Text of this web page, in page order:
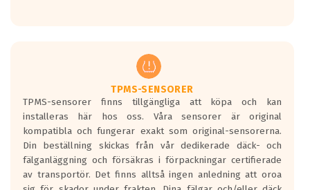
TPMS-SENSORER
TPMS-sensorer finns tillgängliga att köpa och kan
installeras här hos oss. Våra sensorer är original
kompatibla och fungerar exakt som original-sensorerna.
Din beställning skickas från vår dedikerade däck- och
fälganläggning och försäkras i förpackningar certifierade
av transportör. Det finns alltså ingen anledning att oroa